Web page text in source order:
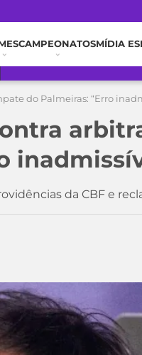
CAMPEONATOSMÍDIA
do Palmeiras: “Erro
da CBF e